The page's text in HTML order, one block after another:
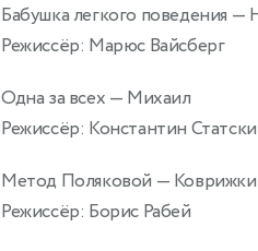
Бабушка легкого поведения —
Режиссёр: Марюс Вайсберг
Одна за всех — Михаил
Режиссёр: Константин
Метод Поляковой —
Режиссёр: Борис Рабей